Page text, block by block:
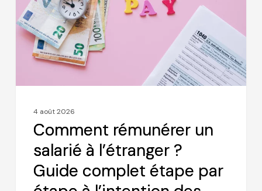
l’étranger
?
Guide
étape
l’intention
employeurs
4 août 2026
Comment rémunérer un
salarié à l’étranger ?
Guide complet étape par